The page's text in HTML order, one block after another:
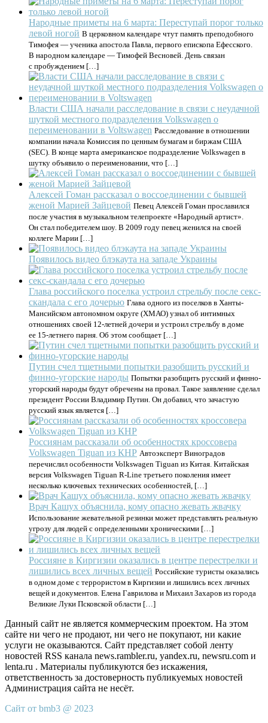
Народные приметы на 6 марта: Переступай порог только
левой ногой В церковном календаре чтут память преподобного
Тимофея — ученика апостола Павла, первого епископа Ефесского.
В народном календаре — Тимофей Весновей. День связан
с пробуждением […]
Власти США начали расследование в связи с неудачной
шуткой местного подразделения Volkswagen о
переименовании в Voltswagen Расследование в отношении
компании начала Комиссия по ценным бумагам и биржам США
(SEC). В конце марта американское подразделение Volkswagen в
шутку объявило о переименовании, что […]
Алексей Гоман рассказал о воссоединении с бывшей
женой Марией Зайцевой Певец Алексей Гоман прославился
после участия в музыкальном телепроекте «Народный артист».
Он стал победителем шоу. В 2009 году певец женился на своей
коллеге Марии […]
Появилось видео блэкаута на западе Украины
Глава российского поселка устроил стрельбу после секс-
скандала с его дочерью Глава одного из поселков в Ханты-
Мансийском автономном округе (ХМАО) узнал об интимных
отношениях своей 12-летней дочери и устроил стрельбу в доме
ее 15-летнего парня. Об этом сообщает […]
Путин счел тщетными попытки разобщить русский и
финно-угорские народы Попытки разобщить русский и финно-
угорский народы будут обречены на провал. Такое заявление сделал
президент России Владимир Путин. Он добавил, что зачастую
русский язык является […]
Россиянам рассказали об особенностях кроссовера
Volkswagen Tiguan из КНР Автоэксперт Виноградов
перечислил особенности Volkswagen Tiguan из Китая. Китайская
версия Volkswagen Tiguan R-Line третьего поколения имеет
несколько ключевых технических особенностей, […]
Врач Кашух объяснила, кому опасно жевать жвачку
Использование жевательной резинки может представлять реальную
угрозу для людей с определенными хроническими […]
Россияне в Киргизии оказались в центре перестрелки и
лишились всех личных вещей Российские туристы оказались
в одном доме с террористом в Киргизии и лишились всех личных
вещей и документов. Елена Гаврилова и Михаил Захаров из города
Великие Луки Псковской области […]
Данный сайт не является коммерческим проектом. На этом
сайте ни чего не продают, ни чего не покупают, ни какие
услуги не оказываются. Сайт представляет собой ленту
новостей RSS канала news.rambler.ru, yandex.ru, newsru.com и
lenta.ru . Материалы публикуются без искажения,
ответственность за достоверность публикуемых новостей
Администрация сайта не несёт.
Сайт от bmb3 @ 2023